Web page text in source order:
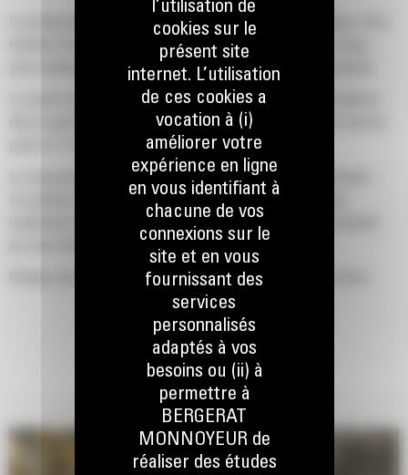
La productivité est à son meilleur niveau lorsque vous équipez votre
machine Cat d'un godet Cat, que nous avons spécialement conçu
pour optimiser la force d'arrachage et la puissance de la machine.
Le profil d'enveloppe à rayon double améliore le flux des matières
dans le godet. Le dégagement de talon accru garantit que le fond du
godet ne frotte pas, ce qui réduit les coûts d'entretien.
La consommation de carburant est maximale lors de l'excavation.
Les godets Cat sont conçus pour creuser dans les matériaux
rapidement afin d'améliorer l'efficacité de fonctionnement globale
Chargez plus de matière plus rapidement. La forme et les barres
latérales du godet permettent une rétention optimale des matériaux
dans le godet à chaque charge.
l’utilisation de
cookies sur le
présent site
internet. L’utilisation
de ces cookies a
vocation à (i)
améliorer votre
expérience en ligne
en vous identifiant à
chacune de vos
connexions sur le
site et en vous
fournissant des
services
personnalisés
adaptés à vos
besoins ou (ii) à
permettre à
BERGERAT
MONNOYEUR de
réaliser des études